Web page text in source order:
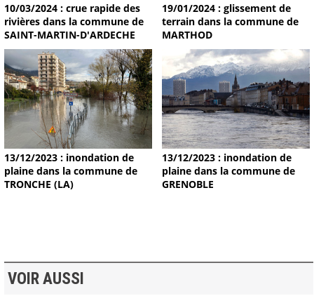
10/03/2024 : crue rapide des
rivières dans la commune de
SAINT-MARTIN-D'ARDECHE
19/01/2024 : glissement de
terrain dans la commune de
MARTHOD
13/12/2023 : inondation de
plaine dans la commune de
TRONCHE (LA)
13/12/2023 : inondation de
plaine dans la commune de
GRENOBLE
VOIR AUSSI